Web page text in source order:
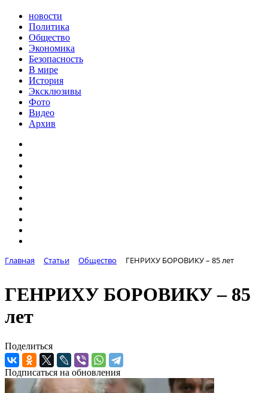
новости
Политика
Общество
Экономика
Безопасность
В мире
История
Эксклюзивы
Фото
Видео
Архив
Главная Статьи Общество ГЕНРИХУ БОРОВИКУ – 85 лет
ГЕНРИХУ БОРОВИКУ – 85
лет
Поделиться
Подписаться на обновления